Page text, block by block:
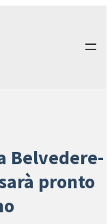
Belvedere-
pronto